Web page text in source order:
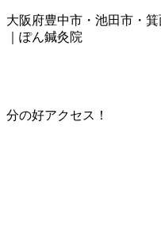
大阪府豊中市・池田市・
｜ぽん鍼灸院
分の好アクセス！